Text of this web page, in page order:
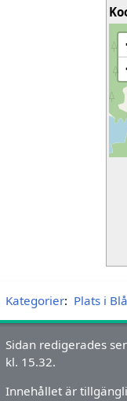
Kategorier: Plats i
Sidan redigerades
kl. 15.32.
Innehållet är